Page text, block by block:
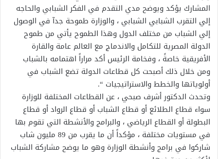
المشارك يؤكد ويوضح مدي التقدم في الفكر الشبابي والحاجه
إلي التقرب الشبابي الشبابي ، والوزارة طموحة جدآ في الوصول
إلي الشباب من مختلف الدول وهذا الطموح يأتي من طموح
الدولة المصرية للتكامل والاندماج مع العالم عامة والقارة
الأفريقية خاصةً ، وفخامة الرئيس أكد مراراً اهتمامه بالشباب
ومن خلال ذلك أصبحت كل قطاعات الدولة تضع الشباب في
أولوياتها والخطط والاستراتيجيات “.
وتحدث الدكتور أشرف صبحي ، عن القطاعات المختلفة للوزارة
سواء قطاع الطلائع أو قطاع الشباب أو قطاع الرواد أو قطاع
البطولة أو القطاع الرياضي ، والبرامج والأنشطة التي تقوم بها
في مستويات مختلفة ، مؤكداً أن ما يقرب من 89 مليون شاب
شاركوا في برامج وأنشطة الوزارة وهو ما يوضح مشاركة الشباب